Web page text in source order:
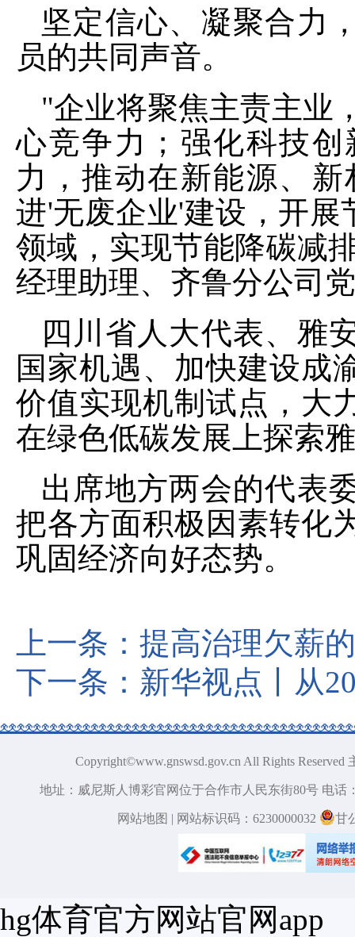
坚定信心、凝聚合力
员的共同声音。
"企业将聚焦主责主业
心竞争力；强化科技
力，推动在新能源、
进'无废企业'建设，开展
领域，实现节能降碳减
经理助理、齐鲁分公司
四川省人大代表、雅
国家机遇、加快建设成
价值实现机制试点，大
在绿色低碳发展上探索
出席地方两会的代表
把各方面积极因素转化
巩固经济向好态势。
上一条： 提高治理欠薪
下一条： 新华视点丨从
Copyright©www.gnswsd.gov.cn All Rights
地址：威尼斯人博彩官网位于合作市人民东街80号 电话
网站地图 | 网站标识码：6230000032 甘
hg体育官方网站官网app